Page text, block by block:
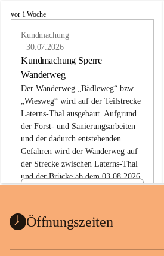
L
vor 1 Woche
Kundmachung
30.07.2026
Kundmachung Sperre
Wanderweg
Der Wanderweg „Bädleweg“ bzw.
„Wiesweg“ wird auf der Teilstrecke
Laterns-Thal ausgebaut. Aufgrund
der Forst- und Sanierungsarbeiten
und der dadurch entstehenden
Gefahren wird der Wanderweg auf
der Strecke zwischen Laterns-Thal
und der Brücke ab dem 03.08.2026
ht
1 Seite•0,1 MB
Öffnungszeiten